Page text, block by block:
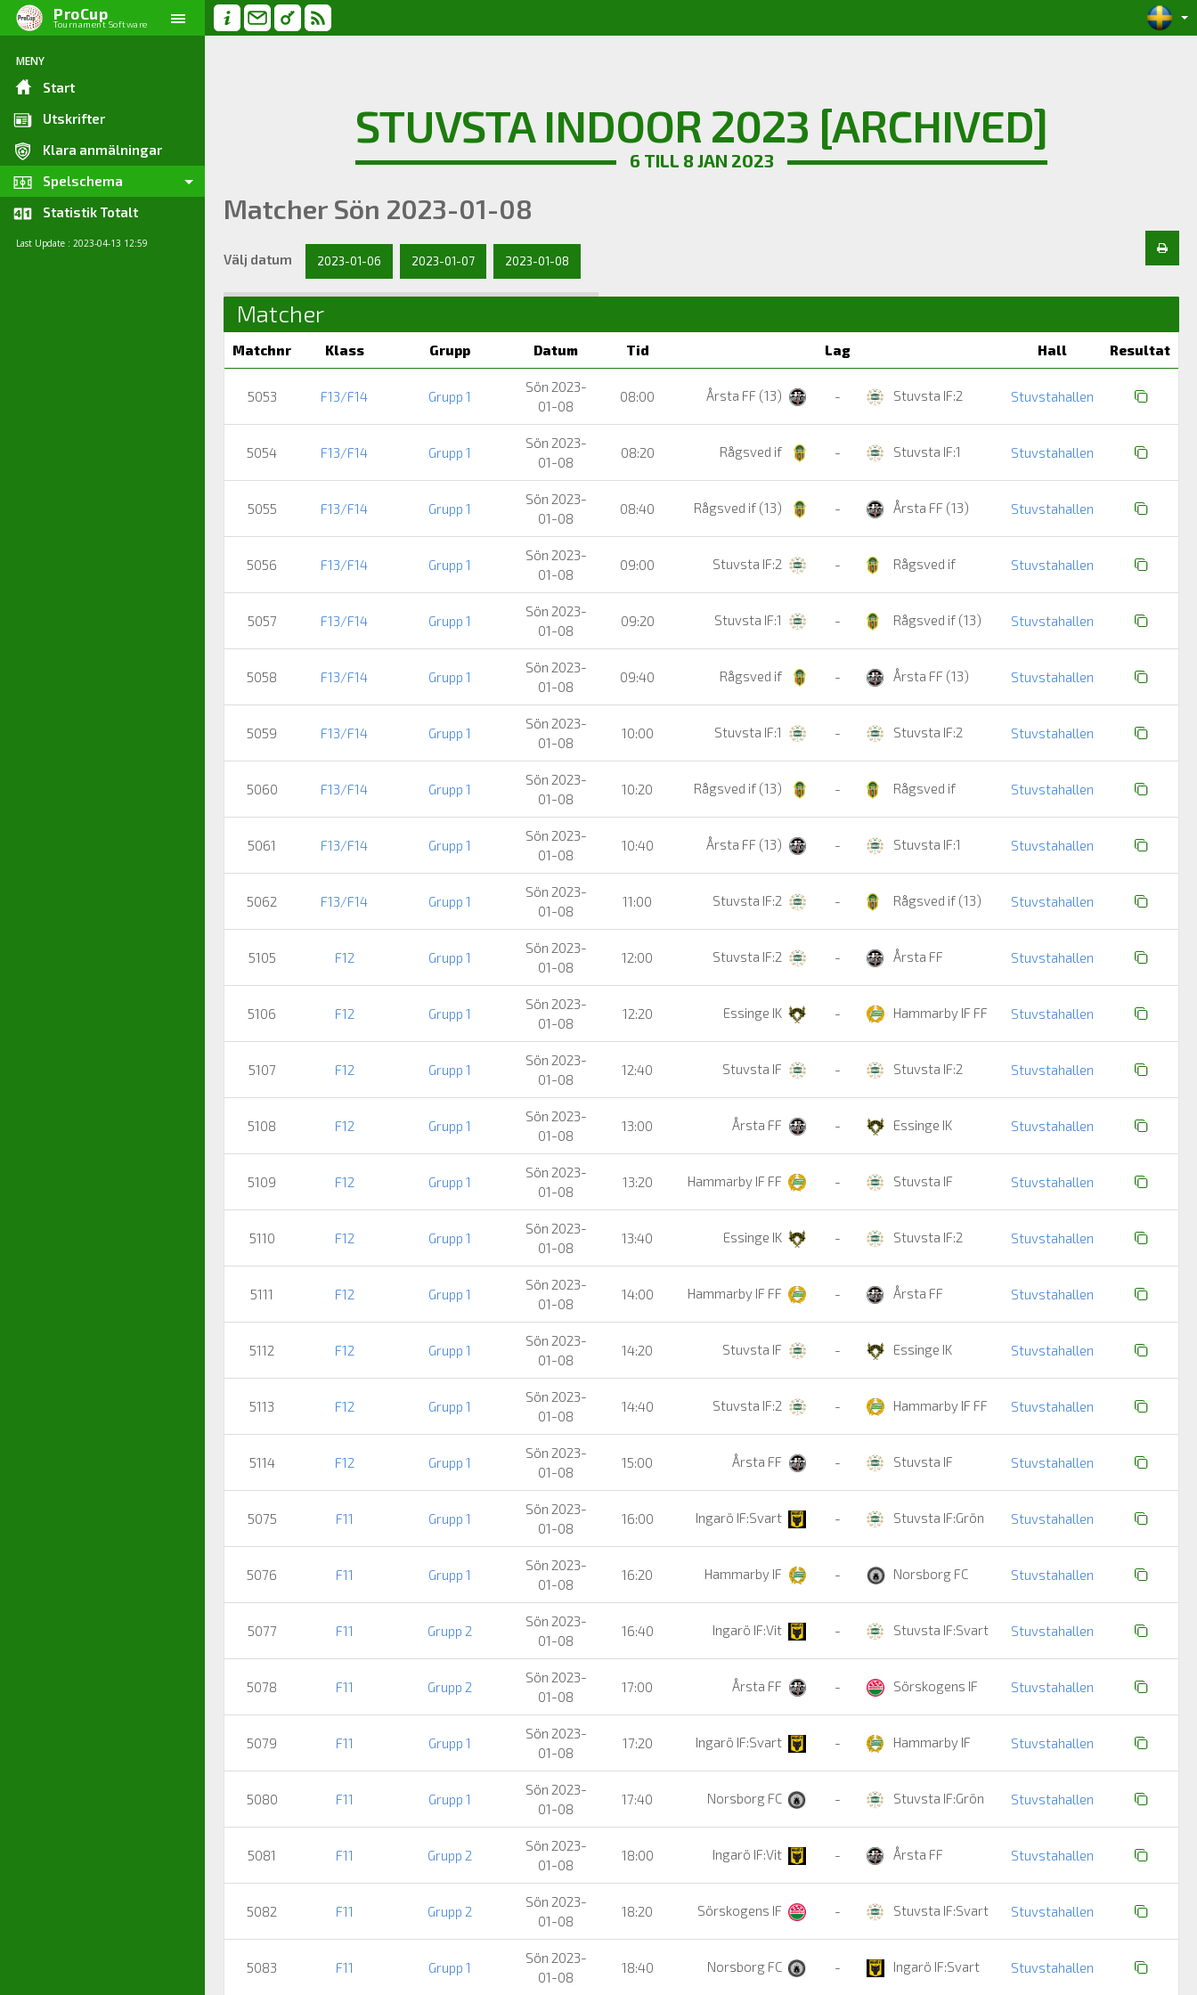
ProCup
Tournament Software
MENY
Start
Utskrifter
Klara anmälningar
Spelschema
Statistik Totalt
Last Update : 2023-04-13 12:59
STUVSTA INDOOR 2023 [ARCHIVED]
6 TILL 8 JAN 2023
Matcher Sön 2023-01-08
Välj datum 2023-01-06 2023-01-07 2023-01-08
Matcher
Matchnr Klass Grupp Datum Tid Lag Hall Resultat
5053 F13/F14 Grupp 1
Sön 2023-
01-08
08:00 Årsta FF (13) - Stuvsta IF:2 Stuvstahallen
5054 F13/F14 Grupp 1
Sön 2023-
01-08
08:20 Rågsved if - Stuvsta IF:1 Stuvstahallen
5055 F13/F14 Grupp 1
Sön 2023-
01-08
08:40 Rågsved if (13) - Årsta FF (13) Stuvstahallen
5056 F13/F14 Grupp 1
Sön 2023-
01-08
09:00 Stuvsta IF:2 - Rågsved if Stuvstahallen
5057 F13/F14 Grupp 1
Sön 2023-
01-08
09:20 Stuvsta IF:1 - Rågsved if (13) Stuvstahallen
5058 F13/F14 Grupp 1
Sön 2023-
01-08
09:40 Rågsved if - Årsta FF (13) Stuvstahallen
5059 F13/F14 Grupp 1
Sön 2023-
01-08
10:00 Stuvsta IF:1 - Stuvsta IF:2 Stuvstahallen
5060 F13/F14 Grupp 1
Sön 2023-
01-08
10:20 Rågsved if (13) - Rågsved if Stuvstahallen
5061 F13/F14 Grupp 1
Sön 2023-
01-08
10:40 Årsta FF (13) - Stuvsta IF:1 Stuvstahallen
5062 F13/F14 Grupp 1
Sön 2023-
01-08
11:00 Stuvsta IF:2 - Rågsved if (13) Stuvstahallen
5105 F12 Grupp 1
Sön 2023-
01-08
12:00 Stuvsta IF:2 - Årsta FF Stuvstahallen
5106 F12 Grupp 1
Sön 2023-
01-08
12:20 Essinge IK - Hammarby IF FF Stuvstahallen
5107 F12 Grupp 1
Sön 2023-
01-08
12:40 Stuvsta IF - Stuvsta IF:2 Stuvstahallen
5108 F12 Grupp 1
Sön 2023-
01-08
13:00 Årsta FF - Essinge IK Stuvstahallen
5109 F12 Grupp 1
Sön 2023-
01-08
13:20 Hammarby IF FF - Stuvsta IF Stuvstahallen
5110 F12 Grupp 1
Sön 2023-
01-08
13:40 Essinge IK - Stuvsta IF:2 Stuvstahallen
5111 F12 Grupp 1
Sön 2023-
01-08
14:00 Hammarby IF FF - Årsta FF Stuvstahallen
5112 F12 Grupp 1
Sön 2023-
01-08
14:20 Stuvsta IF - Essinge IK Stuvstahallen
5113 F12 Grupp 1
Sön 2023-
01-08
14:40 Stuvsta IF:2 - Hammarby IF FF Stuvstahallen
5114 F12 Grupp 1
Sön 2023-
01-08
15:00 Årsta FF - Stuvsta IF Stuvstahallen
5075 F11 Grupp 1
Sön 2023-
01-08
16:00 Ingarö IF:Svart - Stuvsta IF:Grön Stuvstahallen
5076 F11 Grupp 1
Sön 2023-
01-08
16:20 Hammarby IF - Norsborg FC Stuvstahallen
5077 F11 Grupp 2
Sön 2023-
01-08
16:40 Ingarö IF:Vit - Stuvsta IF:Svart Stuvstahallen
5078 F11 Grupp 2
Sön 2023-
01-08
17:00 Årsta FF - Sörskogens IF Stuvstahallen
5079 F11 Grupp 1
Sön 2023-
01-08
17:20 Ingarö IF:Svart - Hammarby IF Stuvstahallen
5080 F11 Grupp 1
Sön 2023-
01-08
17:40 Norsborg FC - Stuvsta IF:Grön Stuvstahallen
5081 F11 Grupp 2
Sön 2023-
01-08
18:00 Ingarö IF:Vit - Årsta FF Stuvstahallen
5082 F11 Grupp 2
Sön 2023-
01-08
18:20 Sörskogens IF - Stuvsta IF:Svart Stuvstahallen
5083 F11 Grupp 1
Sön 2023-
01-08
18:40 Norsborg FC - Ingarö IF:Svart Stuvstahallen